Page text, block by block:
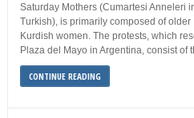
Saturday Mothers (Cumartesi Anneleri
Turkish), is primarily composed of older
Kurdish women. The protests, which
Plaza del Mayo in Argentina, consist of
CONTINUE READING